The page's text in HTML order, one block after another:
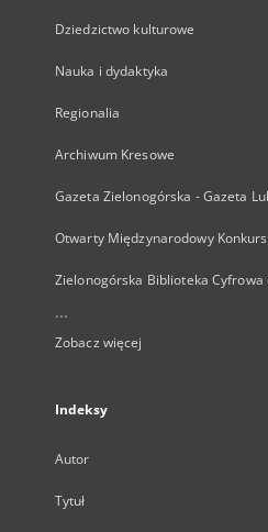
Dziedzictwo kulturowe
Nauka i dydaktyka
Regionalia
Archiwum Kresowe
Gazeta Zielonogórska - Gazeta
Otwarty Międzynarodowy
Zielonogórska Biblioteka
...
Zobacz więcej
Indeksy
Autor
Tytuł